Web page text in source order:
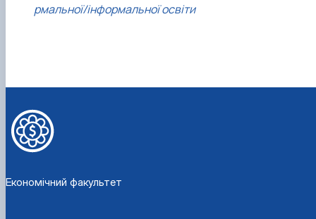
рмальної/інформальної освіти
Економічний факультет